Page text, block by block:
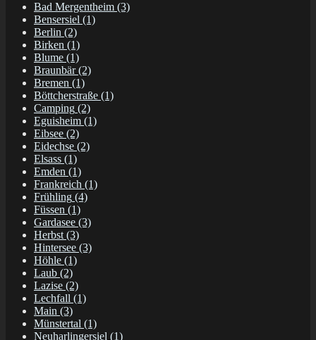
Bad Mergentheim (3)
Bensersiel (1)
Berlin (2)
Birken (1)
Blume (1)
Braunbär(2)
Bremen (1)
Böttcherstraße (1)
Camping (2)
Eguisheim (1)
Eibsee (2)
Eidechse (2)
Elsass (1)
Emden (1)
Frankreich (1)
Frühling (4)
Füssen (1)
Gardasee (3)
Herbst (3)
Hintersee (3)
Höhle (1)
Laub (2)
Lazise (2)
Lechfall (1)
Main (3)
Münstertal (1)
Neuharlingersiel (1)